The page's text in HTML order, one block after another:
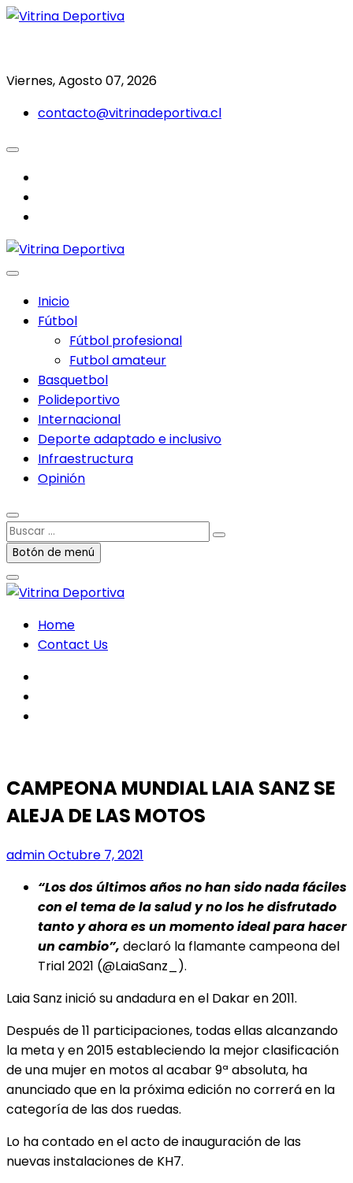
Saltar
Viernes, Agosto 07, 2026
contacto@vitrinadeportiva.cl
Inicio
Fútbol
Fútbol profesional
Futbol amateur
Basquetbol
Polideportivo
Internacional
Deporte adaptado e inclusivo
Infraestructura
Opinión
Buscar
…Botón de menú
Home
Contact Us
CAMPEONA MUNDIAL LAIA SANZ SE
ALEJA DE LAS MOTOS
adminOctubre 7, 2021
“Los dos últimos años no han sido nada fáciles
con el tema de la salud y no los he disfrutado
tanto y ahora es un momento ideal para hacer
un cambio”, declaró la flamante campeona del
Trial 2021 (@LaiaSanz_).
Laia Sanz inició su andadura en el Dakar en 2011.
Después de 11 participaciones, todas ellas alcanzando
la meta y en 2015 estableciendo la mejor clasificación
de una mujer en motos al acabar 9ª absoluta, ha
anunciado que en la próxima edición no correrá en la
categoría de las dos ruedas.
Lo ha contado en el acto de inauguración de las
nuevas instalaciones de KH7.